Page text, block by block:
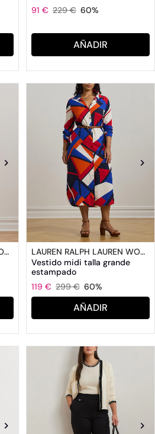
91 € 229 € 60%
AÑADIR
LAUREN RALPH LAUREN WOMAN
LAUREN RALPH LAUREN WOMAN
Vestido midi talla grande
estampado
119 € 299 € 60%
AÑADIR